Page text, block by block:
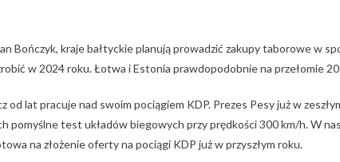
Bończyk, kraje bałtyckie planują prowadzić zakupy taborowe w
w 2024 roku. Łotwa i Estonia prawdopodobnie na przełomie
od lat pracuje nad swoim pociągiem KDP. Prezes Pesy już w
pomyślne test układów biegowych przy prędkości 300 km/h. W
na złożenie oferty na pociągi KDP już w przyszłym roku.